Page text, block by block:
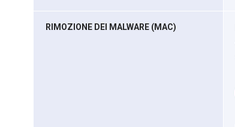
RIMOZIONE DEI MALWARE (MAC)